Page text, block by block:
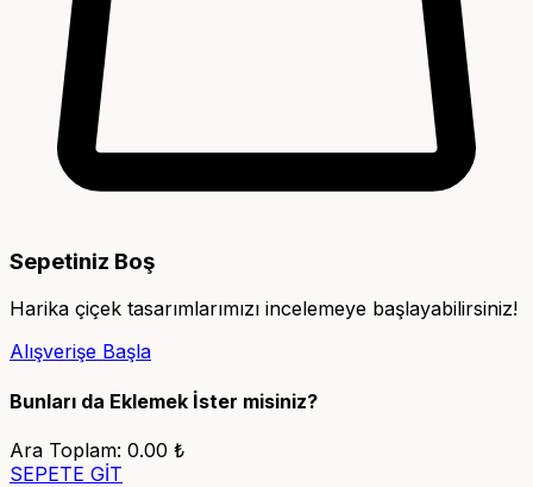
Sepetiniz Boş
Harika çiçek tasarımlarımızı incelemeye başlayabilirsiniz!
Alışverişe Başla
Bunları da Eklemek İster misiniz?
Ara Toplam: 0.00 ₺
SEPETE GİT